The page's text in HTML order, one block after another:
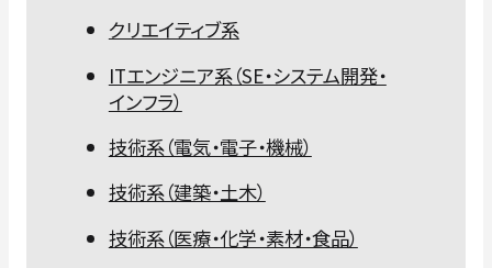
クリエイティブ系
ITエンジニア系（SE・システム開発・
インフラ）
技術系（電気・電子・機械）
技術系（建築・土木）
技術系（医療・化学・素材・食品）